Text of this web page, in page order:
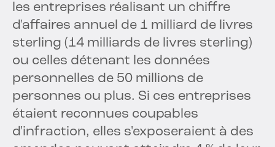
les entreprises réalisant un chiffre
d'affaires annuel de 1 milliard de livres
sterling (14 milliards de livres sterling)
ou celles détenant les données
personnelles de 50 millions de
personnes ou plus. Si ces entreprises
étaient reconnues coupables
d'infraction, elles s'exposeraient à des